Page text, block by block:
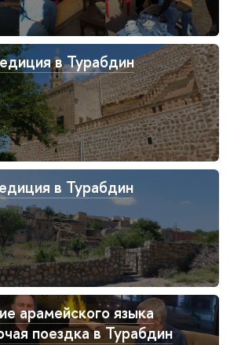
в Турабдин
в Турабдин
арамейского языка
поездка в Турабдин